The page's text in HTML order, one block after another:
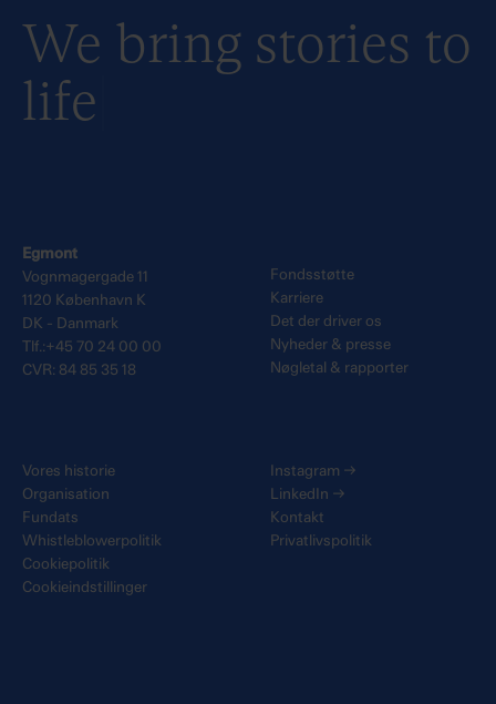
We bring stories to
life
Egmont
Vognmagergade 11
1120 København K
DK - Danmark
Tlf.:+45 70 24 00 00
CVR: 84 85 35 18
Fondsstøtte
Karriere
Det der driver os
Nyheder & presse
Nøgletal & rapporter
Vores historie
Organisation
Fundats
Whistleblowerpolitik
Cookiepolitik
Cookieindstillinger
Instagram →
LinkedIn →
Kontakt
Privatlivspolitik